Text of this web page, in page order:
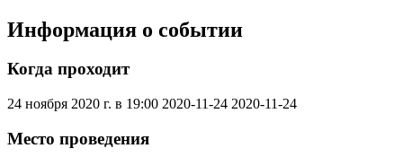
Информация о событии
Когда проходит
24 ноября 2020 г. в 19:00 2020-11-24 2020-11-24
Место проведения